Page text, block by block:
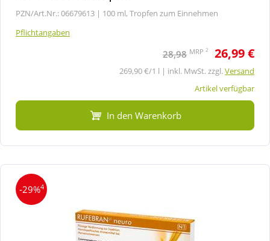
PZN/Art.Nr.: 06679613 | 100 ml, Tropfen zum Einnehmen
Pflichtangaben
28,98 MRP 2 26,99 €
269,90 €/1 l | inkl. MwSt. zzgl.Versand
Artikel verfügbar
In den Warenkorb
-29%4